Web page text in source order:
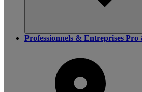
Professionnels & Entreprises Pro